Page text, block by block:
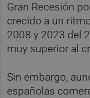
Gran Recesión
crecido a un
2008 y 2023 del
muy superior al
Sin embargo,
españolas